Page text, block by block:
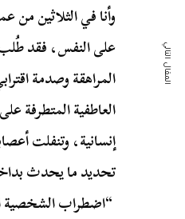
وأنا في الثلاثين
على النفس، فقد طُلب
المراهقة وصدمة
العاطفية المتطرفة
إنسانية، وتنفلت
تحديد ما يحدث
“اضطراب الشخصية
المقال التالي